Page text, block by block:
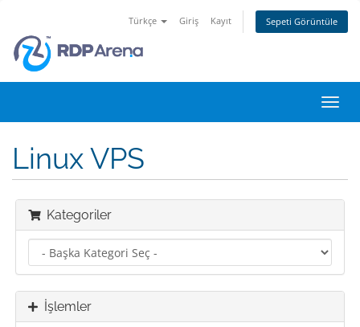
Türkçe Giriş Kayıt Sepeti Görüntüle
Linux VPS
Kategoriler
İşlemler